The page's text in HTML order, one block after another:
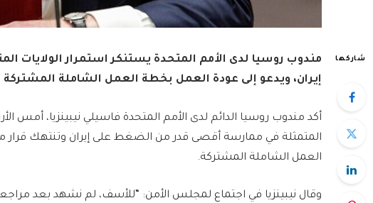
شاركها
مندوب روسيا لدى الأمم المتحدة يستنكر استمرار الولايات
إيران، ويدعو إلى عودة العمل بخطة العمل الشاملة المشتركة
أكد مندوب روسيا الدائم لدى الأمم المتحدة فاسيلي نيبينزيا، أمس
العمل الشاملة المشتركة.
وقال نيبينزيا في اجتماع لمجلس الأمن: “للأسف، لم نشهد بعد مراجعة